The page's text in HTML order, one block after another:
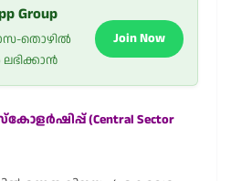
Group
തൊഴിൽ
Join Now
(Central Sector